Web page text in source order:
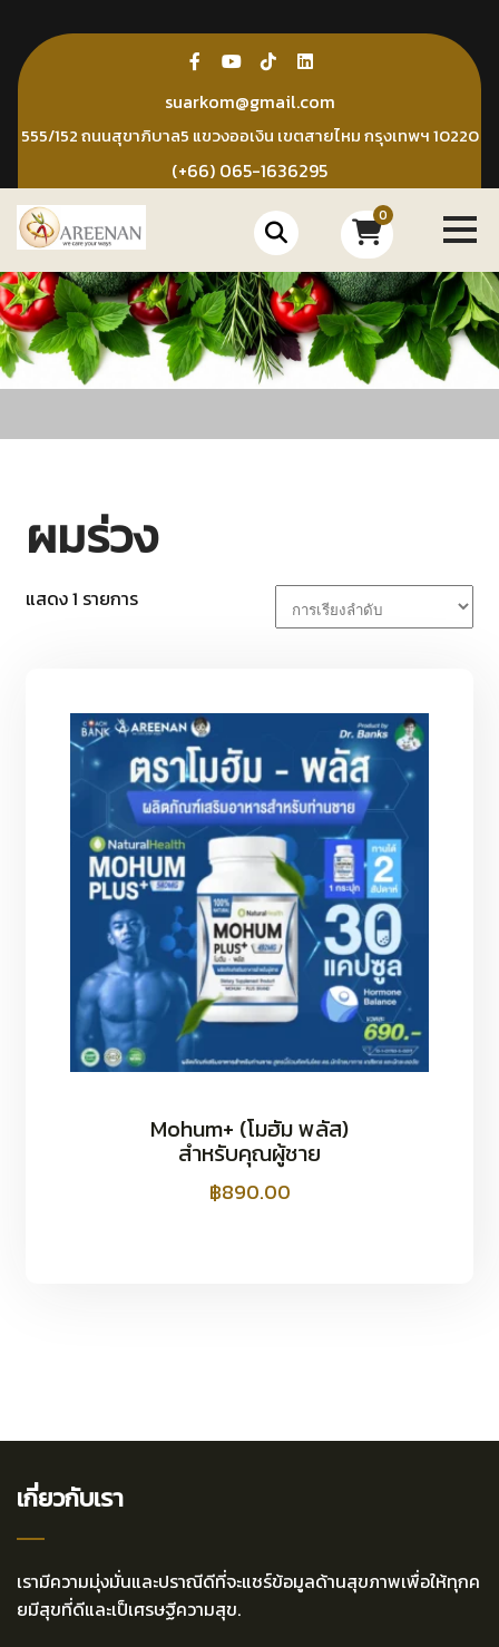
content
suarkom@gmail.com
555/152 ถนนสุขาภิบาล5 แขวงออเงิน เขตสายไหม กรุงเทพฯ 10220
(+66) 065-1636295
0
ผมร่วง
แสดง 1 รายการ
Mohum+ (โมฮัม พลัส)
สำหรับคุณผู้ชาย
฿890.00
เกี่ยวกับเรา
เรามีความมุ่งมั่นและปราณีดีที่จะแชร์ข้อมูลด้านสุขภาพเพื่อให้ทุกค
ยมีสุขที่ดีและเป็เศรษฐีความสุข.